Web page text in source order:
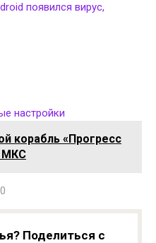
появился вирус,
настройки
корабль «Прогресс
МКС
0
Поделиться с